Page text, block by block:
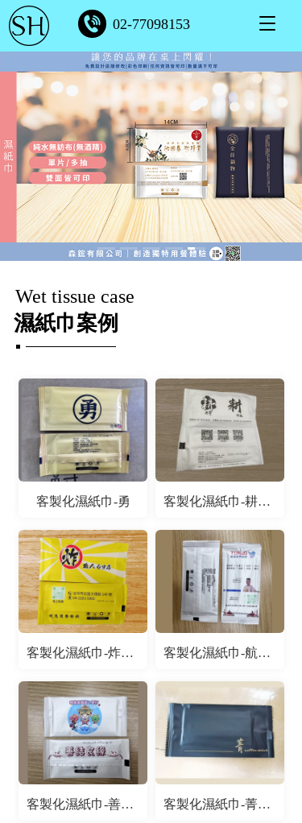
T
g
g
n
a
v
i
g
a
t
i
n
02-77098153
Wet tissue case
濕紙巾案例
客製化濕紙巾-勇 客製化濕紙巾-耕壽司
客製化濕紙巾-炸職人台中店 客製化濕紙巾-航向世界旅遊
客製化濕紙巾-善結良緣 客製化濕紙巾-菁咖啡